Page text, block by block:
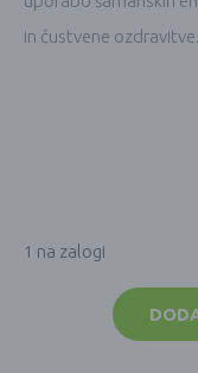
in čustvene ozdravitve.
1 na zalogi